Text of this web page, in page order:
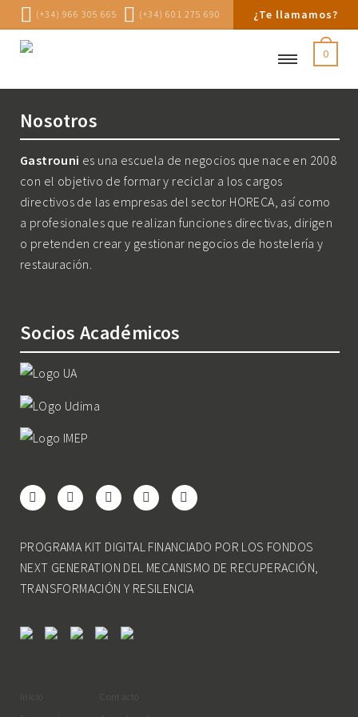
(+34) 966 305 665 (+34) 601 275 690 ¿Te llamamos?
0
Nosotros
Gastrouni es una escuela de negocios que nace en 2008
con el objetivo de formar y reciclar a los cargos
directivos de las empresas del sector HORECA, así como
a profesionales que realizan funciones directivas, dirigen
o pretenden crear y gestionar negocios de hostelería y
restauración.
Socios Académicos
PROGRAMA KIT DIGITAL FINANCIADO POR LOS FONDOS
NEXT GENERATION DEL MECANISMO DE RECUPERACIÓN,
TRANSFORMACIÓN Y RESILENCIA
Inicio
Contacto